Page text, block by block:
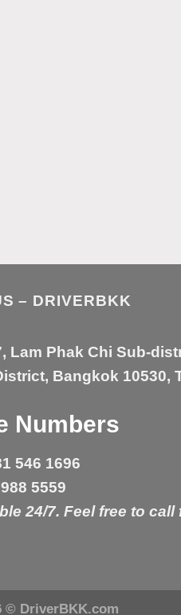
– DRIVERBKK
Lam Phak Chi Sub-
Bangkok 10530,
Numbers
546 1696
5559
24/7. Feel free to
© DriverBKK.com